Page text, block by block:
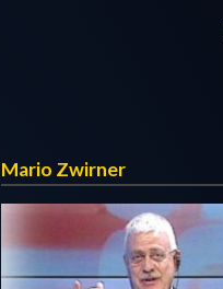
Mario Zwirner